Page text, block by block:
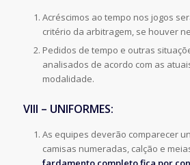
Acréscimos ao tempo nos jogos
critério da arbitragem, se houver
Pedidos de tempo e outras
analisados de acordo com as
modalidade.
VIII – UNIFORMES:
As equipes deverão comparecer
camisas numeradas, calção e